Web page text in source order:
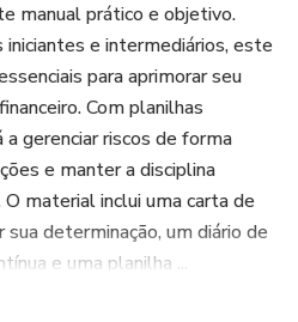
manual prático e objetivo.
e intermediários, este
para aprimorar seu
Com planilhas
gerenciar riscos de forma
e manter a disciplina
O material inclui uma carta de
determinação, um diário de
e uma planilha ...